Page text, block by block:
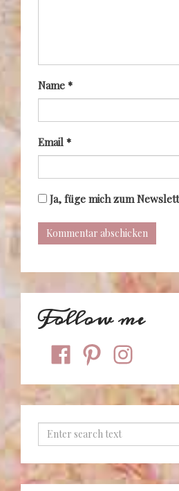
Name *
Email *
Ja, füge mich zum
Follow me
facebookpinterestinstagram